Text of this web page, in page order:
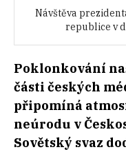
Návštěva
republice v
Poklonkování
části českých
připomíná
neúrodu v
Sovětský svaz